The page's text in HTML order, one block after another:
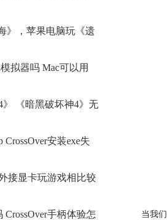
》，苹果电脑玩《遗
拟器吗 Mac可以用
《暗黑破坏神4》无
CrossOver安装exe失
接显卡玩游戏相比较
CrossOver手柄体验怎
当我